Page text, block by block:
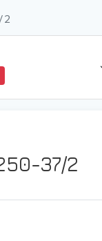
2
37/2